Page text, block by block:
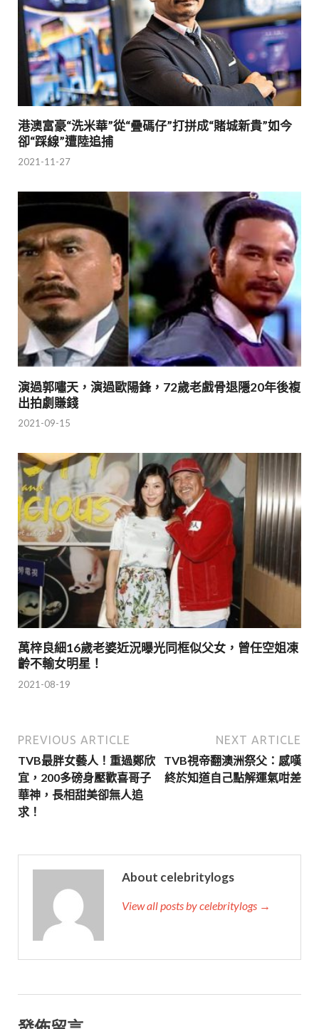
港澳富豪“洗米華”從“疊碼仔”打拼成“賭城新貴”如今
卻“踩線”遭陸追捕
2021-11-27
演過郭嘯天，演過歐陽鋒，72歲老戲骨退隱20年後複
出拍劇賺錢
2021-09-15
萬梓良細16歲老婆近況曝光同框似父女，曾任空姐凍
齡不輸女明星！
2021-08-19
PREVIOUS ARTICLE
TVB最胖女藝人！重過鄭欣
宜，200多磅身壓歡喜哥子
華神，長相甜美卻無人追
求！
NEXT ARTICLE
TVB視帝翻澳洲祭父：感嘆
終於知道自己點解運氣咁差
About celebritylogs
View all posts by celebritylogs →